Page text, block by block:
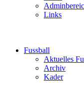
Links
Fussball
Aktuelles
Archiv
Kader